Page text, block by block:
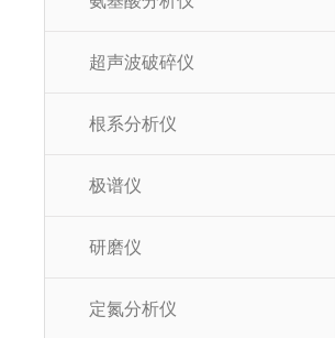
超声波破碎仪
根系分析仪
极谱仪
研磨仪
定氮分析仪